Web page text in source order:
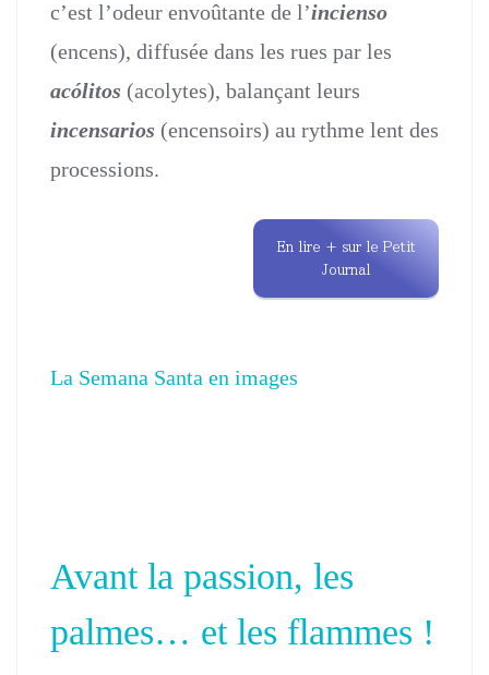
c’est l’odeur envoûtante de l’incienso
(encens), diffusée dans les rues par les
acólitos (acolytes), balançant leurs
incensarios (encensoirs) au rythme lent des
processions.
En lire + sur le Petit
Journal
La Semana Santa en images
Avant la passion, les
palmes… et les flammes !